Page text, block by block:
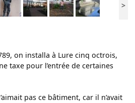
>
on installa à Lure cinq octrois,
taxe pour l’entrée de certaines
pas ce bâtiment, car il n’avait